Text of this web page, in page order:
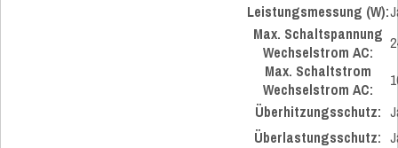
Leistungsmessung (W):
Max. Schaltspannung
Wechselstrom AC:
Max. Schaltstrom
Wechselstrom AC:
Überhitzungsschutz:
Überlastungsschutz: